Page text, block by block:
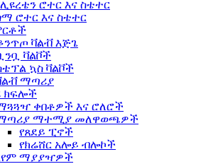
ሮተር እና ስቴተር
ሮተር እና ስቴተር
ቫልቭ እጅጌ
ቫልቮች
ኳስ ቫልቮች
ማጣሪያ
ቀበቶዎች እና ሮለሮች
ማተሚያ መለዋወጫዎች
የጸደይ ፒኖች
የክሬሸር አሎይ ብሎኮች
ማያያዣዎች